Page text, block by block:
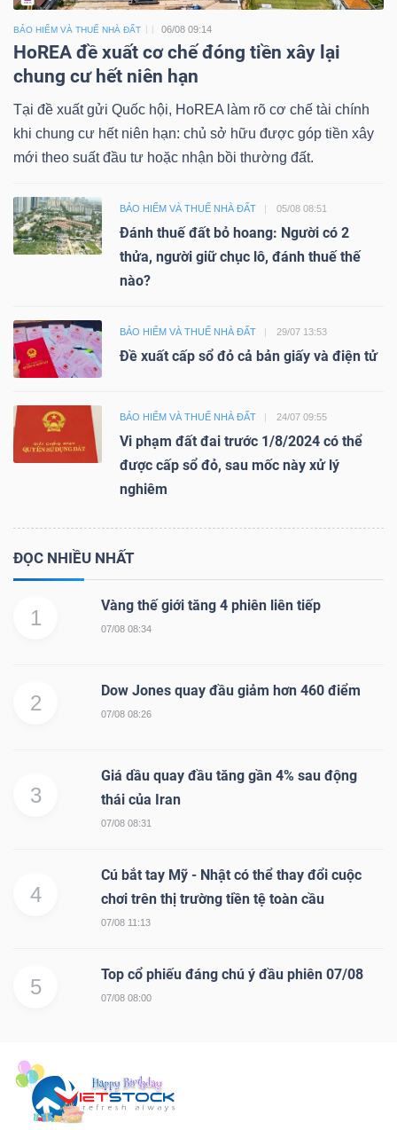
BẢO HIỂM VÀ THUẾ NHÀ ĐẤT 06/08 09:14
HoREA đề xuất cơ chế đóng tiền xây lại
chung cư hết niên hạn
Tại đề xuất gửi Quốc hội, HoREA làm rõ cơ chế tài chính
khi chung cư hết niên hạn: chủ sở hữu được góp tiền xây
mới theo suất đầu tư hoặc nhận bồi thường đất.
BẢO HIỂM VÀ THUẾ NHÀ ĐẤT 05/08 08:51
Đánh thuế đất bỏ hoang: Người có 2
thửa, người giữ chục lô, đánh thuế thế
nào?
BẢO HIỂM VÀ THUẾ NHÀ ĐẤT 29/07 13:53
Đề xuất cấp sổ đỏ cả bản giấy và điện tử
BẢO HIỂM VÀ THUẾ NHÀ ĐẤT 24/07 09:55
Vi phạm đất đai trước 1/8/2024 có thể
được cấp sổ đỏ, sau mốc này xử lý
nghiêm
ĐỌC NHIỀU NHẤT
1
Vàng thế giới tăng 4 phiên liên tiếp
07/08 08:34
2
Dow Jones quay đầu giảm hơn 460 điểm
07/08 08:26
3
Giá dầu quay đầu tăng gần 4% sau động
thái của Iran
07/08 08:31
4
Cú bắt tay Mỹ - Nhật có thể thay đổi cuộc
chơi trên thị trường tiền tệ toàn cầu
07/08 11:13
5
Top cổ phiếu đáng chú ý đầu phiên 07/08
07/08 08:00